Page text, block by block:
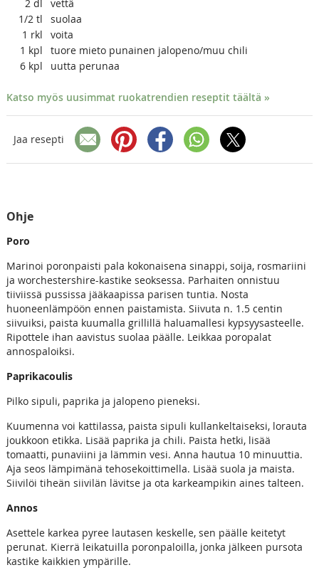
2 dl
vettä
1/2 tl
suolaa
1 rkl
voita
1 kpl
tuore mieto punainen jalopeno/muu chili
6 kpl uutta perunaa
Katso myös uusimmat ruokatrendien reseptit täältä »
Jaa resepti
Ohje
Poro
Marinoi poronpaisti pala kokonaisena sinappi, soija, rosmariini
ja worchestershire-kastike seoksessa. Parhaiten onnistuu
tiiviissä pussissa jääkaapissa parisen tuntia. Nosta
huoneenlämpöön ennen paistamista. Siivuta n. 1.5 centin
siivuiksi, paista kuumalla grillillä haluamallesi kypsyysasteelle.
Ripottele ihan aavistus suolaa päälle. Leikkaa poropalat
annospaloiksi.
Paprikacoulis
Pilko sipuli, paprika ja jalopeno pieneksi.
Kuumenna voi kattilassa, paista sipuli kullankeltaiseksi, lorauta
joukkoon etikka. Lisää paprika ja chili. Paista hetki, lisää
tomaatti, punaviini ja lämmin vesi. Anna hautua 10 minuuttia.
Aja seos lämpimänä tehosekoittimella. Lisää suola ja maista.
Siivilöi tiheän siivilän lävitse ja ota karkeampikin aines talteen.
Annos
Asettele karkea pyree lautasen keskelle, sen päälle keitetyt
perunat. Kierrä leikatuilla poronpaloilla, jonka jälkeen pursota
kastike kaikkien ympärille.